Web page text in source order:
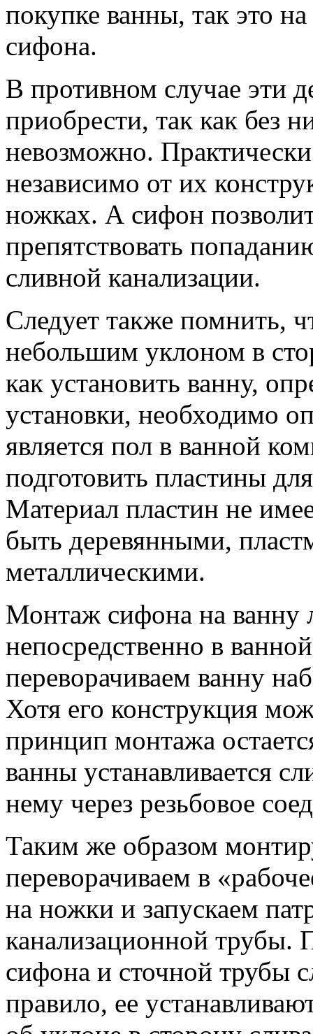
покупке ванны, так это
сифона.
В противном случае эти
приобрести, так как без
невозможно.
независимо от их
ножках. А сифон
препятствовать
сливной канализации.
Следует также помнить,
небольшим уклоном в
как установить ванну,
установки, необходимо
является пол в ванной
подготовить пластины
Материал пластин не
быть деревянными,
металлическими.
Монтаж сифона на ванну
непосредственно в
переворачиваем ванну
Хотя его конструкция
принцип монтажа
ванны устанавливается
нему через резьбовое
Таким же образом
переворачиваем в
на ножки и запускаем
канализационной трубы.
сифона и сточной трубы
правило, ее